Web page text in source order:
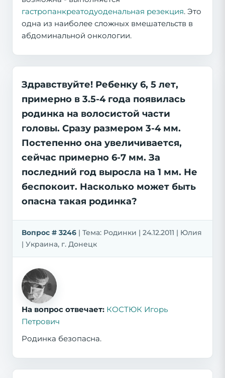
гастропанкреатодуоденальная резекция. Это
одна из наиболее сложных вмешательств в
абдоминальной онкологии.
Здравствуйте! Ребенку 6, 5 лет,
примерно в 3.5-4 года появилась
родинка на волосистой части
головы. Сразу размером 3-4 мм.
Постепенно она увеличивается,
сейчас примерно 6-7 мм. За
последний год выросла на 1 мм. Не
беспокоит. Насколько может быть
опасна такая родинка?
Вопрос # 3246 | Тема: Родинки | 24.12.2011 | Юлия
| Украина, г. Донецк
На вопрос отвечает: КОСТЮК Игорь
Петрович
Родинка безопасна.